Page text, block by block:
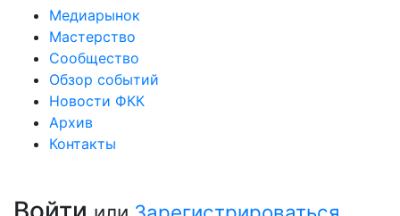
Медиарынок
Мастерство
Сообщество
Обзор событий
Новости ФКК
Архив
Контакты